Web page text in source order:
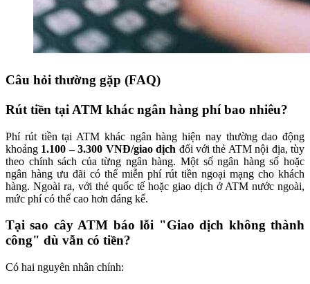
Câu hỏi thường gặp (FAQ)
Rút tiền tại ATM khác ngân hàng phí bao nhiêu?
Phí rút tiền tại ATM khác ngân hàng hiện nay thường dao động
khoảng 1.100 – 3.300 VNĐ/giao dịch đối với thẻ ATM nội địa, tùy
theo chính sách của từng ngân hàng. Một số ngân hàng số hoặc
ngân hàng ưu đãi có thể miễn phí rút tiền ngoại mạng cho khách
hàng. Ngoài ra, với thẻ quốc tế hoặc giao dịch ở ATM nước ngoài,
mức phí có thể cao hơn đáng kể.
Tại sao cây ATM báo lỗi "Giao dịch không thành
công" dù vẫn có tiền?
Có hai nguyên nhân chính: